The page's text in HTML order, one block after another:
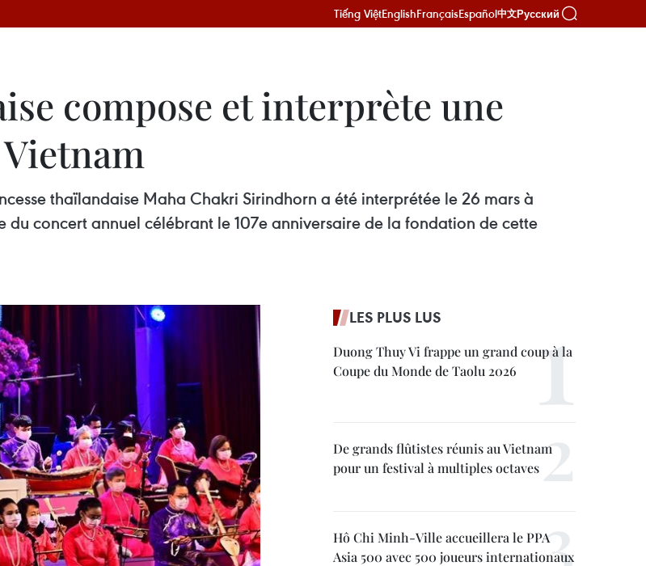
Tiếng ViệtEnglishFrançaisEspañol中文Русский
compose et interprète une
thaïlandaise Maha Chakri Sirindhorn a été interprétée le 26 mars à
concert annuel célébrant le 107e anniversaire de la fondation de cette
LES PLUS LUS
Duong Thuy Vi frappe un grand coup à la
Coupe du Monde de Taolu 2026
De grands flûtistes réunis au Vietnam
pour un festival à multiples octaves
Hô Chi Minh-Ville accueillera le PPA
Asia 500 avec 500 joueurs internationaux